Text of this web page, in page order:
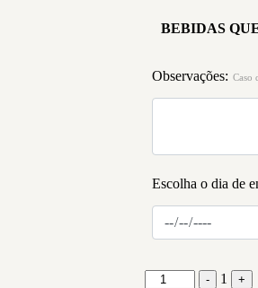
BEBIDAS
Observações: Caso
Escolha o dia de
- 1
+